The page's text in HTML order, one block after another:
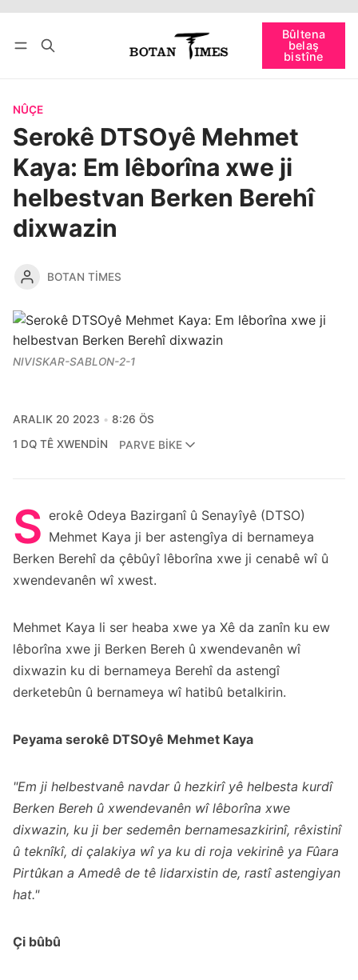
Bûltena
belaş
bistîne
Têkevê Bûltena belaş bistîne
NÛÇE
Serokê DTSOyê Mehmet
Kaya: Em lêborîna xwe ji
helbestvan Berken Berehî
dixwazin
BOTAN TIMES
NIVISKAR-SABLON-2-1
ARALIK 20 2023
8:26 ÖS
1 DQ TÊ XWENDIN
PARVE BIKE
S erokê Odeya Bazirganî û Senayîyê (DTSO)
Mehmet Kaya ji ber astengîya di bernameya
Berken Berehî da çêbûyî lêborîna xwe ji cenabê wî û
xwendevanên wî xwest.
Mehmet Kaya li ser heaba xwe ya Xê da zanîn ku ew
lêborîna xwe ji Berken Bereh û xwendevanên wî
dixwazin ku di bernameya Berehî da astengî
derketebûn û bernameya wî hatibû betalkirin.
Peyama serokê DTSOyê Mehmet Kaya
"Em ji helbestvanê navdar û hezkirî yê helbesta kurdî
Berken Bereh û xwendevanên wî lêborîna xwe
dixwazin, ku ji ber sedemên bernamesazkirinî, rêxistinî
û teknîkî, di çalakiya wî ya ku di roja vekirinê ya Fûara
Pirtûkan a Amedê de tê lidarxistin de, rastî astengiyan
hat."
Çi bûbû